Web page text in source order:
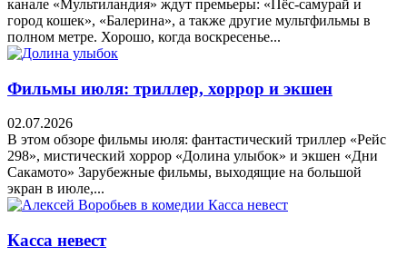
канале «Мультиландия» ждут премьеры: «Пёс-самурай и
город кошек», «Балерина», а также другие мультфильмы в
полном метре. Хорошо, когда воскресенье...
Фильмы июля: триллер, хоррор и экшен
02.07.2026
В этом обзоре фильмы июля: фантастический триллер «Рейс
298», мистический хоррор «Долина улыбок» и экшен «Дни
Сакамото» Зарубежные фильмы, выходящие на большой
экран в июле,...
Касса невест